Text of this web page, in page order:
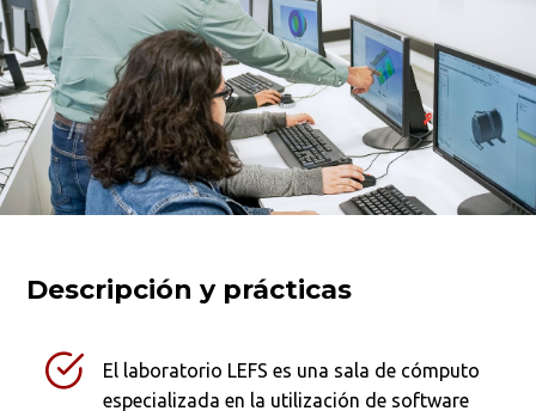
Descripción y prácticas
El laboratorio LEFS es una sala de cómputo
especializada en la utilización de software